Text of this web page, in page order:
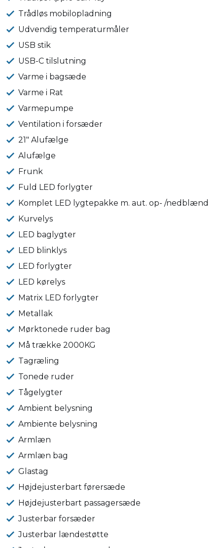
Trådløs mobilopladning
Udvendig temperaturmåler
USB stik
USB-C tilslutning
Varme i bagsæde
Varme i Rat
Varmepumpe
Ventilation i forsæder
21" Alufælge
Alufælge
Frunk
Fuld LED forlygter
Komplet LED lygtepakke m. aut. op- /nedblænd
Kurvelys
LED baglygter
LED blinklys
LED forlygter
LED kørelys
Matrix LED forlygter
Metallak
Mørktonede ruder bag
Må trække 2000KG
Tagræling
Tonede ruder
Tågelygter
Ambient belysning
Ambiente belysning
Armlæn
Armlæn bag
Glastag
Højdejusterbart førersæde
Højdejusterbart passagersæde
Justerbar forsæder
Justerbar lændestøtte